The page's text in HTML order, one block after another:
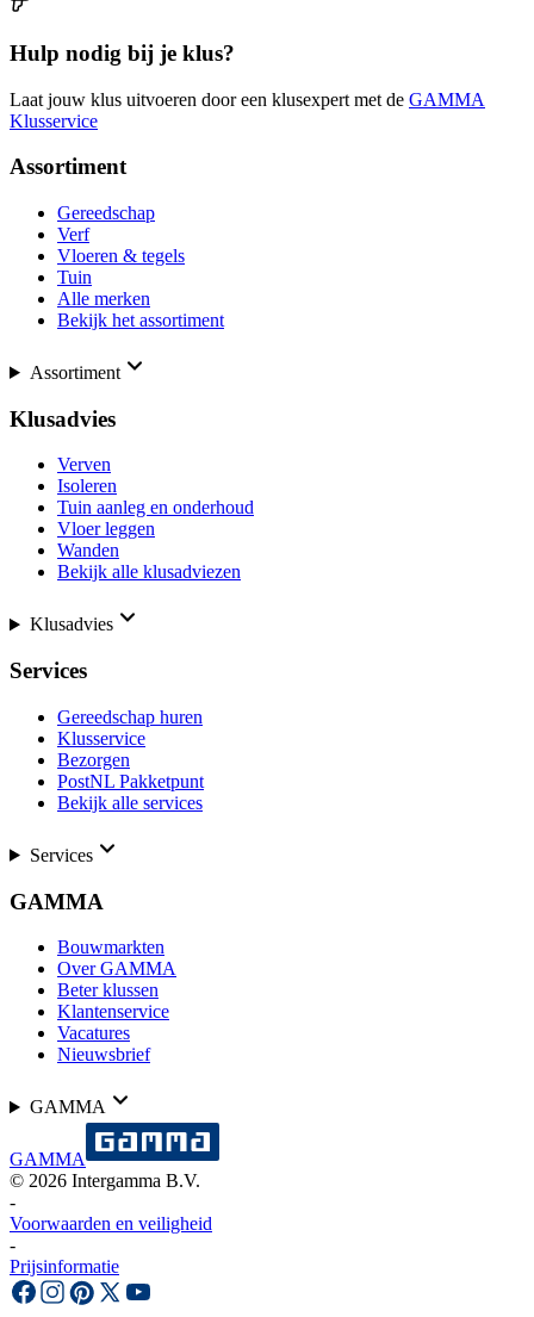
Hulp nodig bij je klus?
Laat jouw klus uitvoeren door een klusexpert met de GAMMA
Klusservice
Assortiment
Gereedschap
Verf
Vloeren & tegels
Tuin
Alle merken
Bekijk het assortiment
Assortiment
Klusadvies
Verven
Isoleren
Tuin aanleg en onderhoud
Vloer leggen
Wanden
Bekijk alle klusadviezen
Klusadvies
Services
Gereedschap huren
Klusservice
Bezorgen
PostNL Pakketpunt
Bekijk alle services
Services
GAMMA
Bouwmarkten
Over GAMMA
Beter klussen
Klantenservice
Vacatures
Nieuwsbrief
GAMMA
GAMMA
© 2026 Intergamma B.V.
-
Voorwaarden en veiligheid
-
Prijsinformatie